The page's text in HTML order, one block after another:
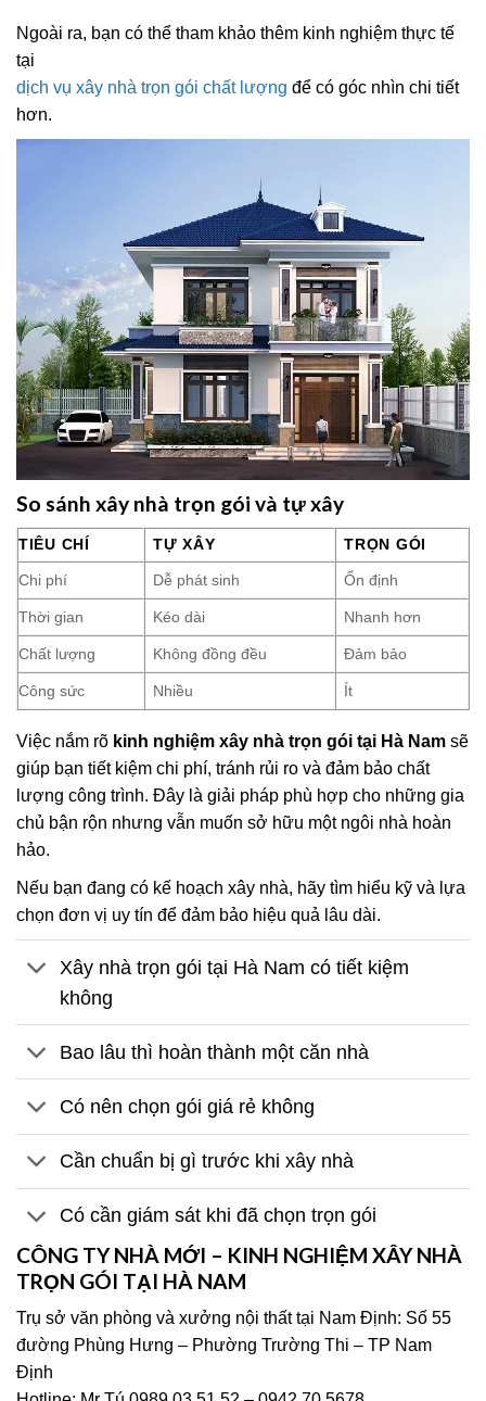
Ngoài ra, bạn có thể tham khảo thêm kinh nghiệm thực tế
tại
dịch vụ xây nhà trọn gói chất lượng để có góc nhìn chi tiết
hơn.
So sánh xây nhà trọn gói và tự xây
TIÊU CHÍ TỰ XÂY TRỌN GÓI
Chi phí Dễ phát sinh Ổn định
Thời gian Kéo dài Nhanh hơn
Chất lượng Không đồng đều Đảm bảo
Công sức Nhiều Ít
Việc nắm rõ kinh nghiệm xây nhà trọn gói tại Hà Nam sẽ
giúp bạn tiết kiệm chi phí, tránh rủi ro và đảm bảo chất
lượng công trình. Đây là giải pháp phù hợp cho những gia
chủ bận rộn nhưng vẫn muốn sở hữu một ngôi nhà hoàn
hảo.
Nếu bạn đang có kế hoạch xây nhà, hãy tìm hiểu kỹ và lựa
chọn đơn vị uy tín để đảm bảo hiệu quả lâu dài.
Xây nhà trọn gói tại Hà Nam có tiết kiệm
không
Bao lâu thì hoàn thành một căn nhà
Có nên chọn gói giá rẻ không
Cần chuẩn bị gì trước khi xây nhà
Có cần giám sát khi đã chọn trọn gói
CÔNG TY NHÀ MỚI – KINH NGHIỆM XÂY NHÀ
TRỌN GÓI TẠI HÀ NAM
Trụ sở văn phòng và xưởng nội thất tại Nam Định: Số 55
đường Phùng Hưng – Phường Trường Thi – TP Nam
Định